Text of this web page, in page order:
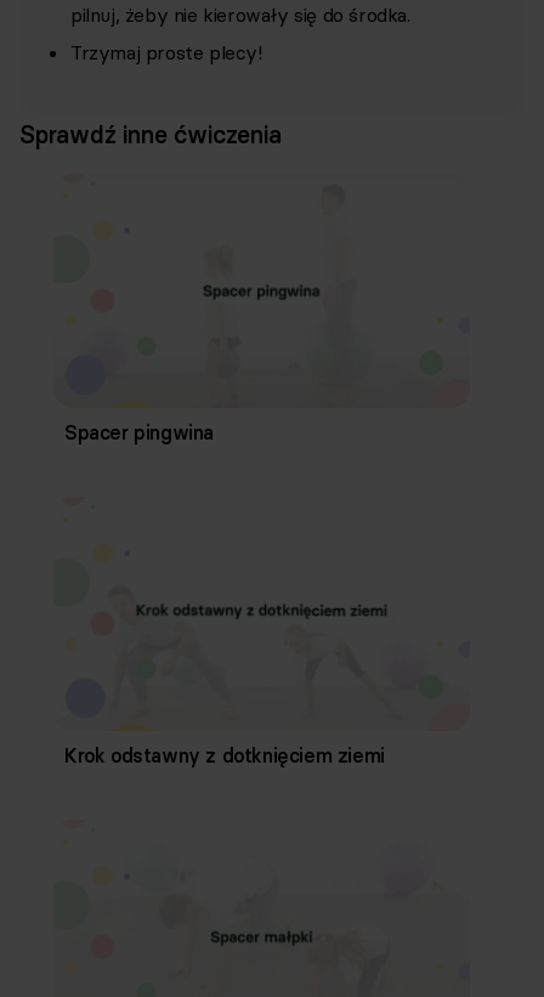
pilnuj, żeby nie kierowały się do środka.
Trzymaj proste plecy!
Sprawdź inne ćwiczenia
Spacer pingwina
Krok odstawny z dotknięciem ziemi